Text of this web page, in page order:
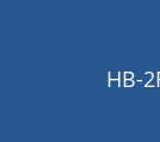
HB-